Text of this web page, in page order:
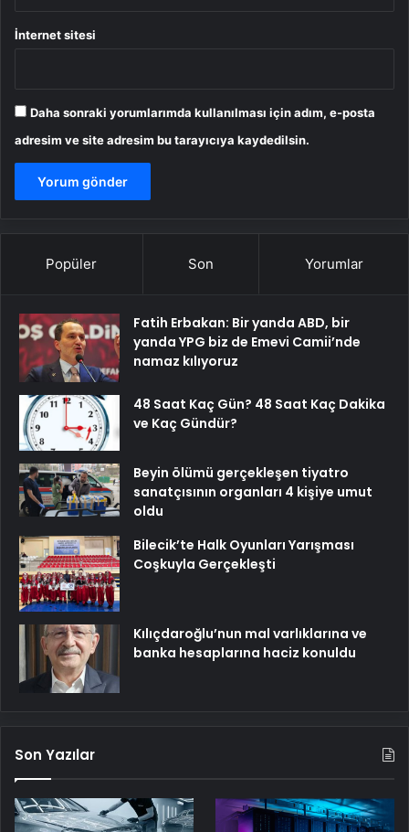
İnternet sitesi
Daha sonraki yorumlarımda kullanılması için adım, e-posta
adresim ve site adresim bu tarayıcıya kaydedilsin.
Popüler Son Yorumlar
Fatih Erbakan: Bir yanda ABD, bir
yanda YPG biz de Emevi Camii’nde
namaz kılıyoruz
48 Saat Kaç Gün? 48 Saat Kaç Dakika
ve Kaç Gündür?
Beyin ölümü gerçekleşen tiyatro
sanatçısının organları 4 kişiye umut
oldu
Bilecik’te Halk Oyunları Yarışması
Coşkuyla Gerçekleşti
Kılıçdaroğlu’nun mal varlıklarına ve
banka hesaplarına haciz konuldu
Son Yazılar